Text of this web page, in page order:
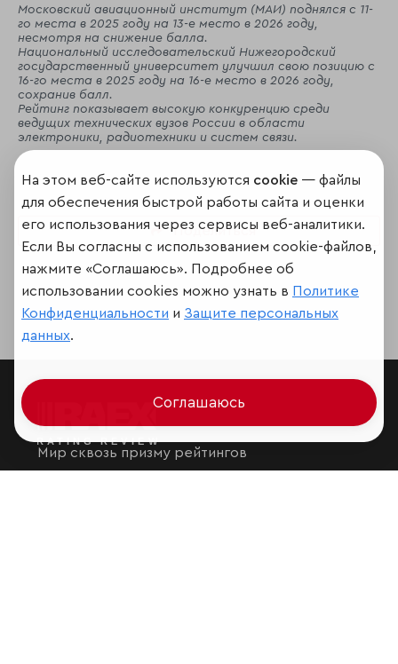
Московский авиационный институт (МАИ) поднялся с 11-
го места в 2025 году на 13-е место в 2026 году,
несмотря на снижение балла.
Национальный исследовательский Нижегородский
государственный университет улучшил свою позицию с
16-го места в 2025 году на 16-е место в 2026 году,
сохранив балл.
Рейтинг показывает высокую конкуренцию среди
ведущих технических вузов России в области
электроники, радиотехники и систем связи.
Поделиться
Мир сквозь призму рейтингов
На этом веб-сайте используются cookie — файлы
для обеспечения быстрой работы сайта и оценки
его использования через сервисы веб-аналитики.
Если Вы согласны с использованием cookie-файлов,
нажмите «Соглашаюсь». Подробнее об
использовании cookies можно узнать в Политике
Конфиденциальности и Защите персональных
данных.
Соглашаюсь